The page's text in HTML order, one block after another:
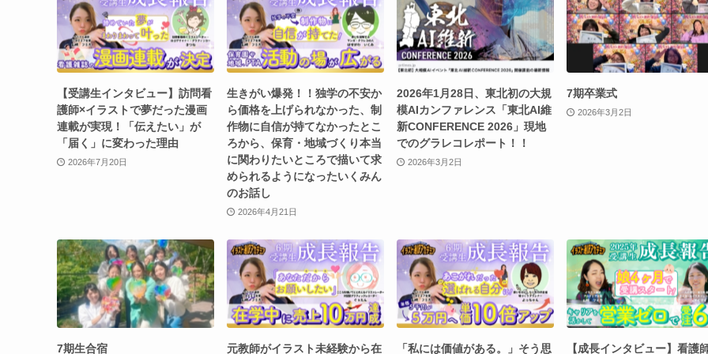
【受講生インタビュー】訪問看
護師×イラストで夢だった漫画
連載が実現！「伝えたい」が
「届く」に変わった理由
2026年7月20日
生きがい爆発！！独学の不安か
ら価格を上げられなかった、制
作物に自信が持てなかったとこ
ろから、保育・地域づくり本当
に関わりたいところで描いて求
められるようになったいくみん
のお話し
2026年4月21日
2026年1月28日、東北初の大規
模AIカンファレンス「東北AI維
新CONFERENCE 2026」現地
でのグラレコレポート！！
2026年3月2日
7期卒業式
2026年3月2日
7期生合宿 元教師がイラスト未経験から在 「私には価値がある。」そう思 【成長インタビュー】看護